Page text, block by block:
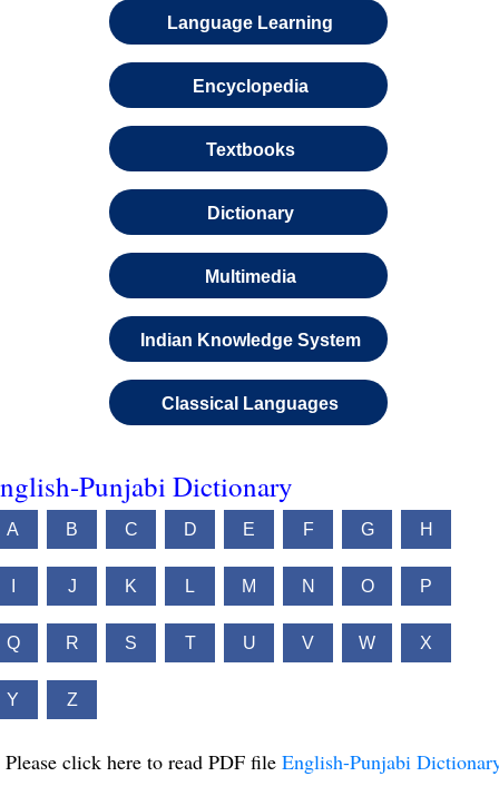
Language Learning
Encyclopedia
Textbooks
Dictionary
Multimedia
Indian Knowledge System
Classical Languages
Punjabi Dictionary
A B C D E F G H
J K L M N O P
Q R S T U V W X
Y Z
Please click here to read PDF file English-Punjabi